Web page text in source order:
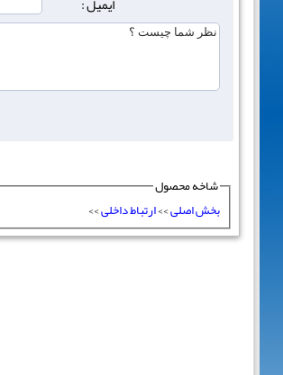
شاخه محصول
بخش اصلی
ارتباط داخلی>>